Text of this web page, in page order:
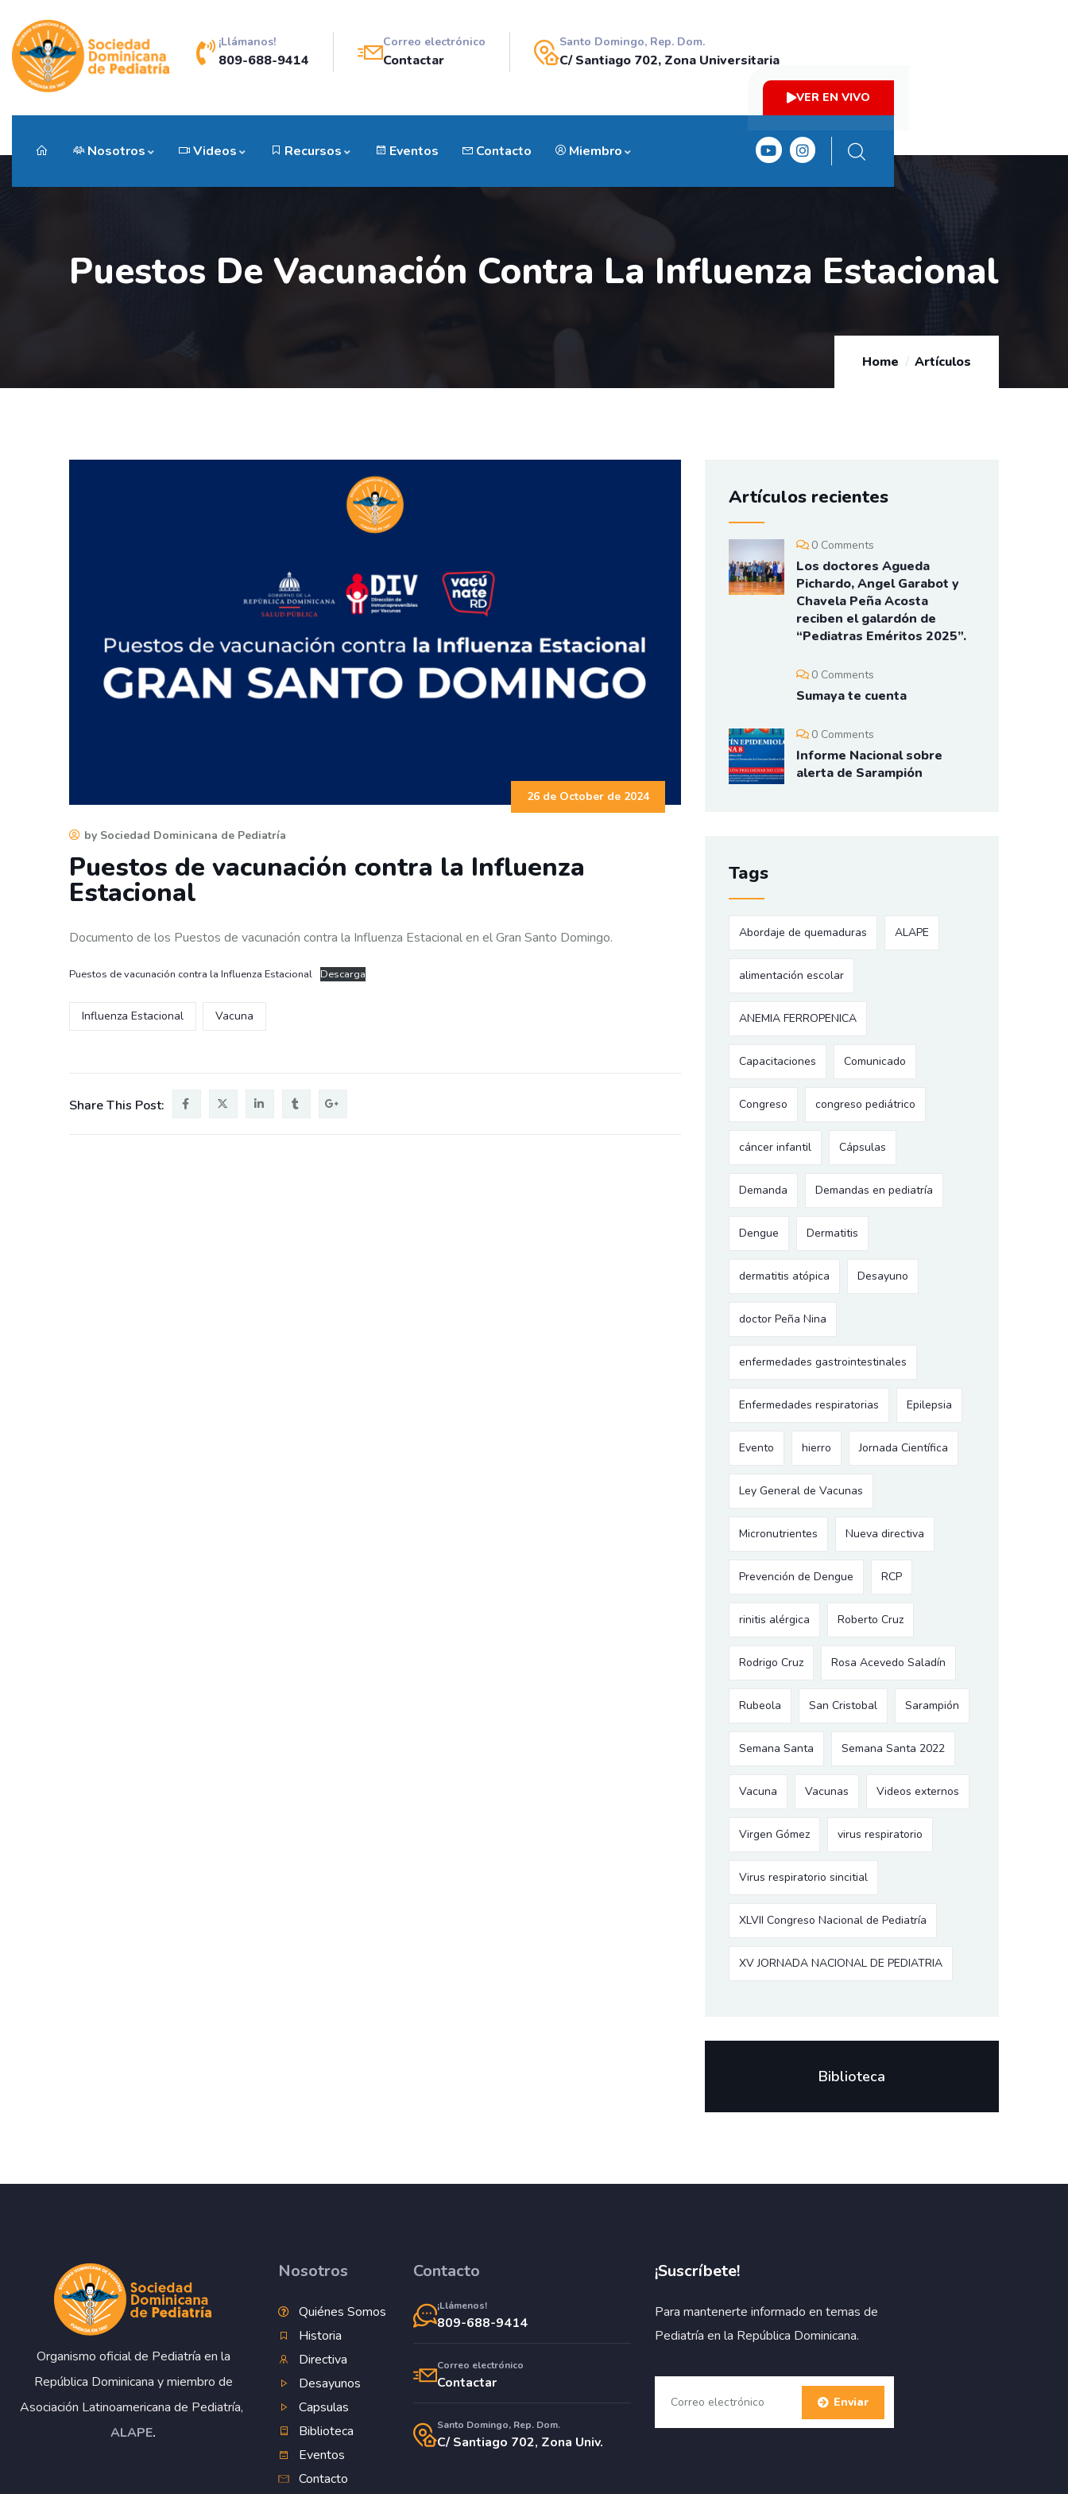
¡Llámanos!
809-688-9414
Correo electrónico
Contactar
Santo Domingo, Rep. Dom.
C/ Santiago 702, Zona Universitaria
VER EN VIVO
Nosotros Videos Recursos Eventos Contacto Miembro
Puestos De Vacunación Contra La Influenza Estacional
Home Artículos
26 de October de 2024
by Sociedad Dominicana de Pediatría
Puestos de vacunación contra la Influenza
Estacional
Documento de los Puestos de vacunación contra la Influenza Estacional en el Gran Santo Domingo.
Puestos de vacunación contra la Influenza Estacional Descarga
Influenza Estacional Vacuna
Share This Post:
Artículos recientes
0 Comments
Los doctores Agueda
Pichardo, Angel Garabot y
Chavela Peña Acosta
reciben el galardón de
“Pediatras Eméritos 2025”.
0 Comments
Sumaya te cuenta
0 Comments
Informe Nacional sobre
alerta de Sarampión
Tags
Abordaje de quemaduras ALAPE
alimentación escolar
ANEMIA FERROPENICA
Capacitaciones Comunicado
Congreso congreso pediátrico
cáncer infantil Cápsulas
Demanda Demandas en pediatría
Dengue Dermatitis
dermatitis atópica Desayuno
doctor Peña Nina
enfermedades gastrointestinales
Enfermedades respiratorias Epilepsia
Evento hierro Jornada Científica
Ley General de Vacunas
Micronutrientes Nueva directiva
Prevención de Dengue RCP
rinitis alérgica Roberto Cruz
Rodrigo Cruz Rosa Acevedo Saladín
Rubeola San Cristobal Sarampión
Semana Santa Semana Santa 2022
Vacuna Vacunas Videos externos
Virgen Gómez virus respiratorio
Virus respiratorio sincitial
XLVII Congreso Nacional de Pediatría
XV JORNADA NACIONAL DE PEDIATRIA
Biblioteca
Organismo oficial de Pediatría en la
República Dominicana y miembro de
Asociación Latinoamericana de Pediatría,
ALAPE.
Nosotros
Quiénes Somos
Historia
Directiva
Desayunos
Capsulas
Biblioteca
Eventos
Contacto
Contacto
¡Llámenos!
809-688-9414
Correo electrónico
Contactar
Santo Domingo, Rep. Dom.
C/ Santiago 702, Zona Univ.
¡Suscríbete!
Para mantenerte informado en temas de
Pediatría en la República Dominicana.